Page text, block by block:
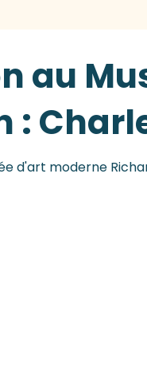
au
:
d'art moderne